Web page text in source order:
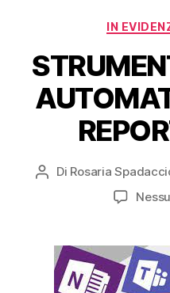
IN
Di Rosaria